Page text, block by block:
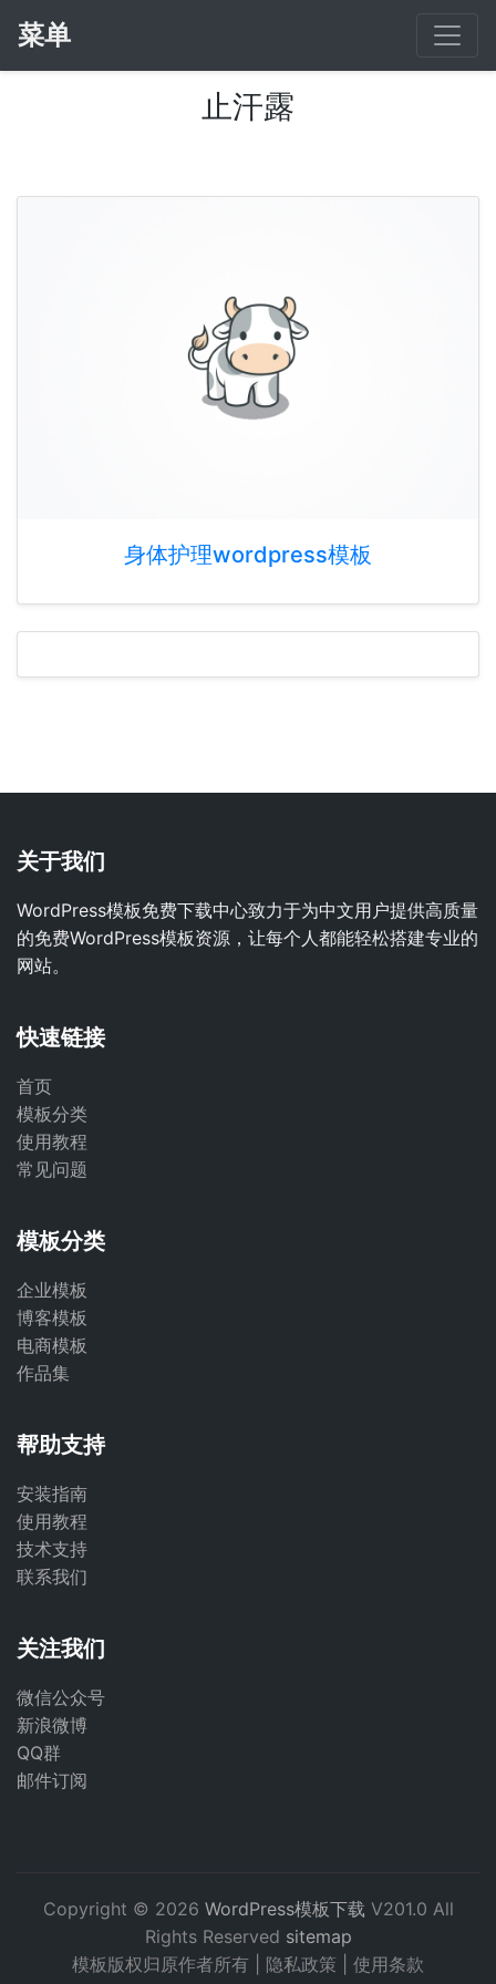
菜单
止汗露
身体护理wordpress模板
关于我们
WordPress模板免费下载中心致力于为中文用户提供高质量
的免费WordPress模板资源，让每个人都能轻松搭建专业的
网站。
快速链接
首页
模板分类
使用教程
常见问题
模板分类
企业模板
博客模板
电商模板
作品集
帮助支持
安装指南
使用教程
技术支持
联系我们
关注我们
微信公众号
新浪微博
QQ群
邮件订阅
Copyright © 2026 WordPress模板下载 V201.0 All
Rights Reserved sitemap
模板版权归原作者所有 | 隐私政策 使用条款